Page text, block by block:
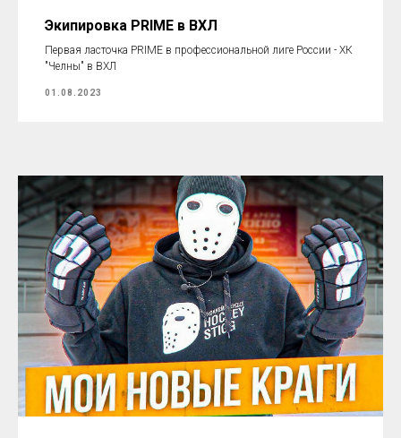
Экипировка PRIME в ВХЛ
Первая ласточка PRIME в профессиональной лиге России - ХК
"Челны" в ВХЛ
01.08.2023